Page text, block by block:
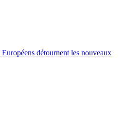
détournent les nouveaux